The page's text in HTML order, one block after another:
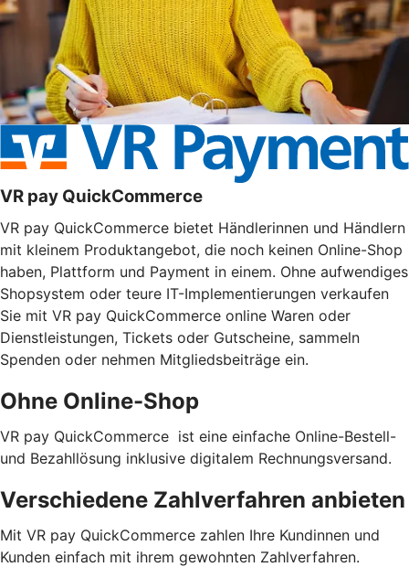
VR pay QuickCommerce
VR pay QuickCommerce bietet Händlerinnen und Händlern
mit kleinem Produktangebot, die noch keinen Online-Shop
haben, Plattform und Payment in einem. Ohne aufwendiges
Shopsystem oder teure IT-Implementierungen verkaufen
Sie mit VR pay QuickCommerce online Waren oder
Dienstleistungen, Tickets oder Gutscheine, sammeln
Spenden oder nehmen Mitgliedsbeiträge ein.
Ohne Online-Shop
VR pay QuickCommerce ist eine einfache Online-Bestell-
und Bezahllösung inklusive digitalem Rechnungsversand.
Verschiedene Zahlverfahren anbieten
Mit VR pay QuickCommerce zahlen Ihre Kundinnen und
Kunden einfach mit ihrem gewohnten Zahlverfahren.